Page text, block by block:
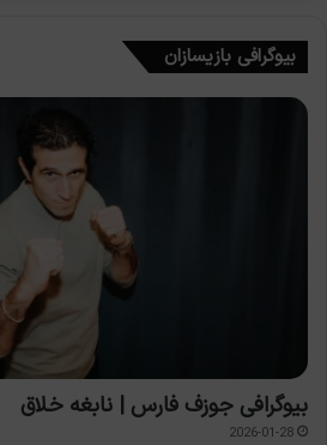
بیوگرافی بازیسازان
بیوگرافی جوزف فارس | نابغه خلاق
2026-01-28